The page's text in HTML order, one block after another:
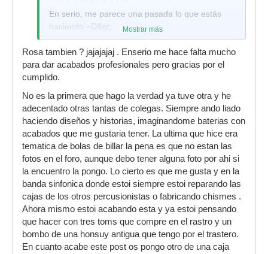
En serio, me parece una pasada lo que estás
haciendo =D&gt;
Mostrar más
Rosa tambien ? jajajajaj . Enserio me hace falta mucho
para dar acabados profesionales pero gracias por el
cumplido.
No es la primera que hago la verdad ya tuve otra y he
adecentado otras tantas de colegas. Siempre ando liado
haciendo diseños y historias, imaginandome baterias con
acabados que me gustaria tener. La ultima que hice era
tematica de bolas de billar la pena es que no estan las
fotos en el foro, aunque debo tener alguna foto por ahi si
la encuentro la pongo. Lo cierto es que me gusta y en la
banda sinfonica donde estoi siempre estoi reparando las
cajas de los otros percusionistas o fabricando chismes .
Ahora mismo estoi acabando esta y ya estoi pensando
que hacer con tres toms que compre en el rastro y un
bombo de una honsuy antigua que tengo por el trastero.
En cuanto acabe este post os pongo otro de una caja